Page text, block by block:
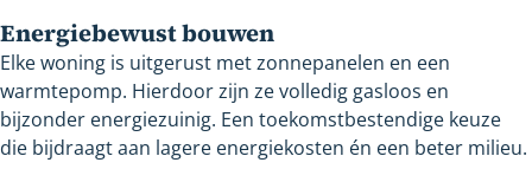
Energiebewust bouwen
Elke woning is uitgerust met zonnepanelen en een
warmtepomp. Hierdoor zijn ze volledig gasloos en
bijzonder energiezuinig. Een toekomstbestendige keuze
die bijdraagt aan lagere energiekosten én een beter milieu.